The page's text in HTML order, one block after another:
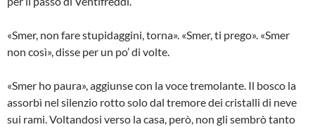
«Smer, non fare stupidaggini, torna». «Smer, ti prego». «Smer
non così», disse per un po’ di volte.
«Smer ho paura», aggiunse con la voce tremolante. Il bosco la
assorbì nel silenzio rotto solo dal tremore dei cristalli di neve
sui rami. Voltandosi verso la casa, però, non gli sembrò tanto